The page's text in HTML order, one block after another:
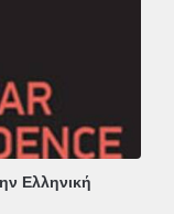
Ελληνική